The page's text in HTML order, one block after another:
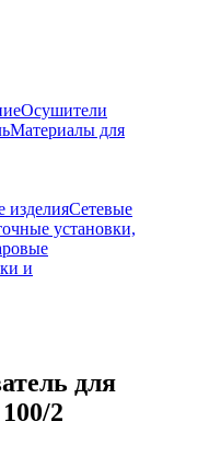
Осушители
Материалы для
изделияСетевые
установки,
и
для
2